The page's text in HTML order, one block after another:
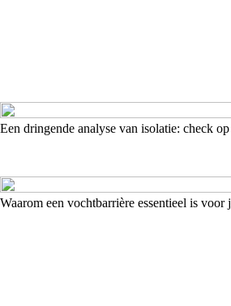
Een dringende analyse van isolatie: check
Waarom een vochtbarrière essentieel is